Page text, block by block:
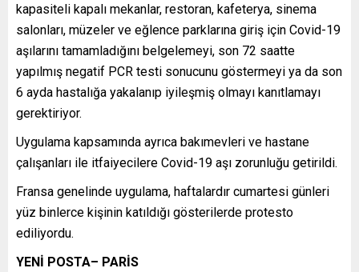
kapasiteli kapalı mekanlar, restoran, kafeterya, sinema
salonları, müzeler ve eğlence parklarına giriş için Covid-19
aşılarını tamamladığını belgelemeyi, son 72 saatte
yapılmış negatif PCR testi sonucunu göstermeyi ya da son
6 ayda hastalığa yakalanıp iyileşmiş olmayı kanıtlamayı
gerektiriyor.
Uygulama kapsamında ayrıca bakımevleri ve hastane
çalışanları ile itfaiyecilere Covid-19 aşı zorunluğu getirildi.
Fransa genelinde uygulama, haftalardır cumartesi günleri
yüz binlerce kişinin katıldığı gösterilerde protesto
ediliyordu.
YENİ POSTA– PARİS